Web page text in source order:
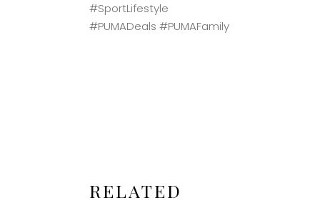
#SportLifestyle
#PUMADeals #PUMAFamily
RELATED